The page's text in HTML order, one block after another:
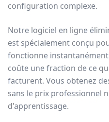
configuration complexe.
Notre logiciel en ligne
est spécialement conçu
fonctionne
coûte une fraction de ce
facturent. Vous obtenez
sans le prix professionnel
d'apprentissage.